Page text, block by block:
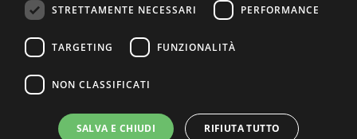
STRETTAMENTE NECESSARI PERFORMANCE
TARGETING FUNZIONALITÀ
NON CLASSIFICATI
SALVA E CHIUDI RIFIUTA TUTTO